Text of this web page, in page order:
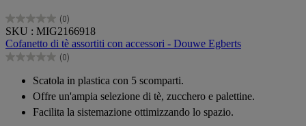
(0)
0.0
su
5
stelle.
SKU : MIG2166918
Cofanetto di tè assortiti con accessori - Douwe Egberts
(0)
0.0
stelle.
Scatola in plastica con 5 scomparti.
Offre un'ampia selezione di tè, zucchero e palettine.
Facilita la sistemazione ottimizzando lo spazio.